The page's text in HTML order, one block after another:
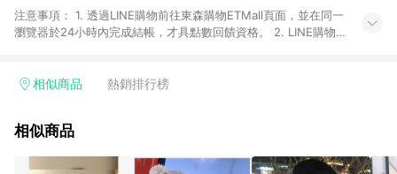
注意事項： 1. 透過LINE購物前往東森購物ETMall頁面，並在同一
瀏覽器於24小時內完成結帳，才具點數回饋資格。 2. LINE購物
單，皆不在點數回饋範圍內。 3. 如購買以下類別商品，將無法獲
球嚴選、商城、專案商品、「草莓網」全館商品。 4. 如取消訂
回饋。 5. 點數回饋會扣除所有折扣優惠後之最終發票金額計算，
相似商品 熱銷排行榜
相似商品